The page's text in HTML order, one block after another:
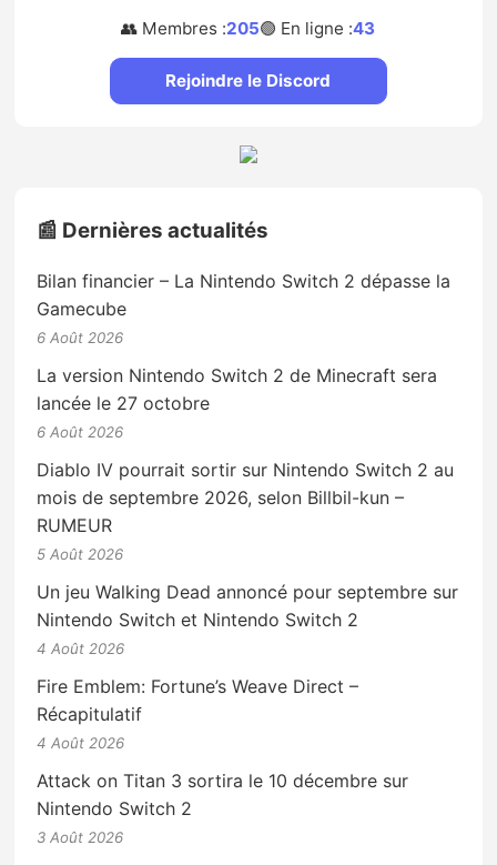
👥 Membres :205🟢 En ligne :43
Rejoindre le Discord
📰 Dernières actualités
Bilan financier – La Nintendo Switch 2 dépasse la
Gamecube
6 Août 2026
La version Nintendo Switch 2 de Minecraft sera
lancée le 27 octobre
6 Août 2026
Diablo IV pourrait sortir sur Nintendo Switch 2 au
mois de septembre 2026, selon Billbil-kun –
RUMEUR
5 Août 2026
Un jeu Walking Dead annoncé pour septembre sur
Nintendo Switch et Nintendo Switch 2
4 Août 2026
Fire Emblem: Fortune’s Weave Direct –
Récapitulatif
4 Août 2026
Attack on Titan 3 sortira le 10 décembre sur
Nintendo Switch 2
3 Août 2026